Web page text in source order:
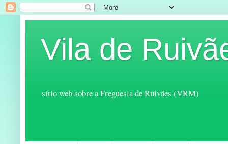
Vila de
sítio web sobre a Freguesia de Ruivães (VRM)